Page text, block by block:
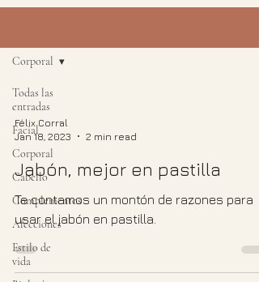
Todas las
entradas
Facial
Corporal
Cabello
Complementos
Afecciones
Estilo de
vida
Corporal
Félix Corral
Jan 18, 2023
2 min read
Jabón, mejor en pastilla
Te contamos un montón de razones para
usar el jabón en pastilla.